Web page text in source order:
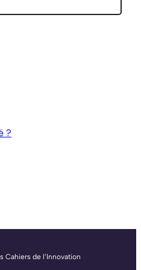
?
Cahiers de l’Innovation